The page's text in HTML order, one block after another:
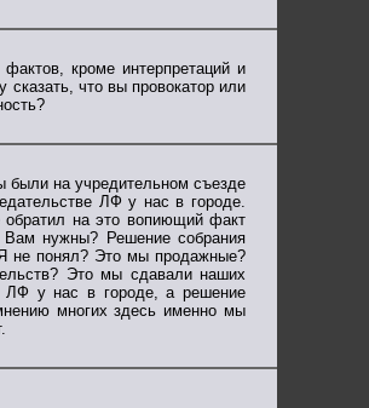
кроме интерпретаций и
что вы провокатор или
были на учредительном съезде
ЛФ у нас в городе.
обратил на это вопиющий факт
нужны? Решение собрания
не понял? Это мы продажные?
Это мы сдавали наших
ЛФ у нас в городе, а решение
многих здесь именно мы